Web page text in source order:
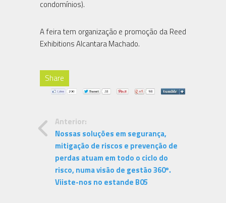
condomínios).
A feira tem organização e promoção da Reed
Exhibitions Alcantara Machado.
Share
Anterior:
Nossas soluções em segurança,
mitigação de riscos e prevenção de
perdas atuam em todo o ciclo do
risco, numa visão de gestão 360º.
Viiste-nos no estande B05